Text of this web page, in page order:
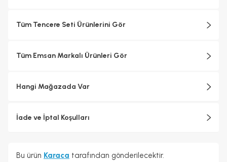
Tüm Tencere Seti Ürünlerini Gör
Tüm Emsan Markalı Ürünleri Gör
Hangi Mağazada Var
İade ve İptal Koşulları
Bu ürün Karaca tarafından gönderilecektir.